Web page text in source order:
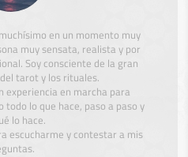
en un momento muy
muy sensata, realista y por
Soy consciente de la gran
tarot y los rituales.
experiencia en marcha para
todo lo que hace, paso a paso y
lo hace.
escucharme y contestar a mis